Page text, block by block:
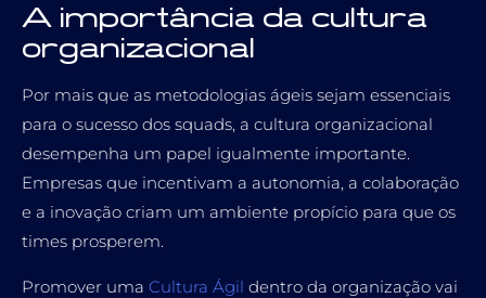
A importância da cultura
organizacional
Por mais que as metodologias ágeis sejam essenciais
para o sucesso dos squads, a cultura organizacional
desempenha um papel igualmente importante.
Empresas que incentivam a autonomia, a colaboração
e a inovação criam um ambiente propício para que os
times prosperem.
Promover uma Cultura Ágil dentro da organização vai